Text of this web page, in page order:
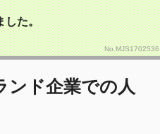
した。
No.MJS1702536
ンド企業での人